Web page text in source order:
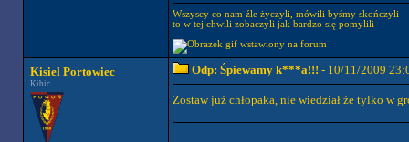
Wszyscy co nam źle życzyli, mówili byśmy skończyli
to w tej chwili zobaczyli jak bardzo się pomylili
Kisiel Portowiec
Kibic
Odp: Śpiewamy k***a!!! - 10/11/2009
Zostaw już chłopaka, nie wiedział że tylko w